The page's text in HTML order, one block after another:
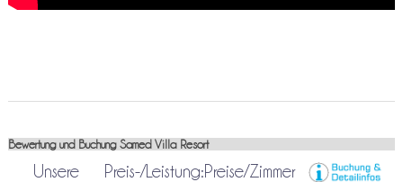
Bewertung und Buchung Samed Villa Resort
Unsere
Preis-/Leistung:Preise/Zimmer